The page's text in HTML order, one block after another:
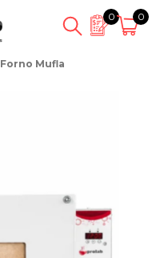
0 0
Forno Mufla